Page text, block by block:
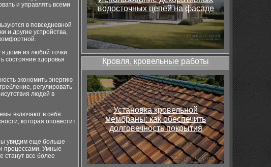
и управлять всеми
в повседневной
и другие устройства,
доме из любой точки
состояние здоровья
экономить энергию
регулировать
людей в
включают в себя
которая оповестит
увидим еще больше
процессами. Умные
станут все более
водосточных цепей на фасаде
Кровля, кровельные работы
Установка кровельной
мембраны: как обеспечить
долговечность покрытия